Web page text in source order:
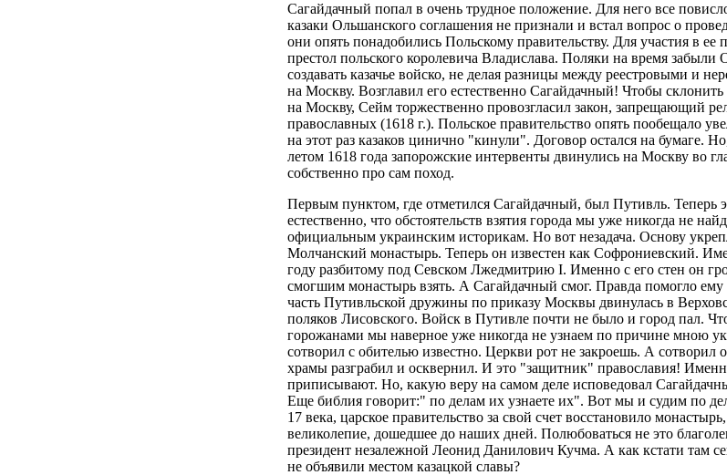
Сагайдачный попал в очень трудное положение. Для него все
казаки Ольшанского соглашения не признали и встал вопрос о
они опять понадобились Польскому правительству. Для участия в
престол польского королевича Владислава. Поляки на время забыли
создавать казачье войско, не делая разницы между реестровыми и
на Москву. Возглавил его естественно Сагайдачный! Чтобы склонить
на Москву, Сейм торжественно провозгласил закон, запрещающий
православных (1618 г.). Польское правительство опять пообещало
на этот раз казаков цинично "кинули". Договор остался на бумаге.
летом 1618 года запорожские интервенты двинулись на Москву во
собственно про сам поход.
Первым пунктом, где отметился Сагайдачный, был Путивль. Теперь
естественно, что обстоятельств взятия города мы уже никогда не
официальным украинским историкам. Но вот незадача. Основу
Молчанский монастырь. Теперь он известен как Софрониевский.
году разбитому под Севском Лжедмитрию I. Именно с его стен он
смогшим монастырь взять. А Сагайдачный смог. Правда помогло ему
часть Путивльской дружины по приказу Москвы двинулась в
поляков Лисовского. Войск в Путивле почти не было и город пал.
горожанами мы наверное уже никогда не узнаем по причине мною
сотворил с обителью известно. Церкви рот не закроешь. А сотворил
храмы разграбил и осквернил. И это "защитник" православия!
приписывают. Но, какую веру на самом деле исповедовал
Еще библия говорит:" по делам их узнаете их". Вот мы и судим по
17 века, царское правительство за свой счет восстановило
великолепие, дошедшее до наших дней. Полюбоваться не это
президент незалежной Леонид Данилович Кучма. А как кстати там
не объявили местом казацкой славы?